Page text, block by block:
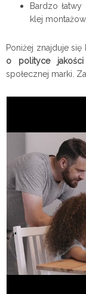
Bardzo
klej
Poniżej znajduje
o polityce
społecznej marki.